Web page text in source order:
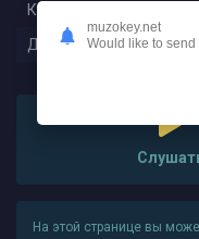
Качество:
Дата релиза:
На этой странице вы
muzokey.net
Would like to